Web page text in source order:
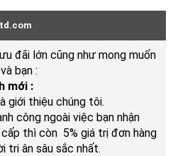
đãi lớn cũng như mong muốn
bạn :
mới :
giới thiệu chúng tôi.
công ngoài việc bạn nhận
thì còn 5% giá trị đơn hàng
tri ân sâu sắc nhất.